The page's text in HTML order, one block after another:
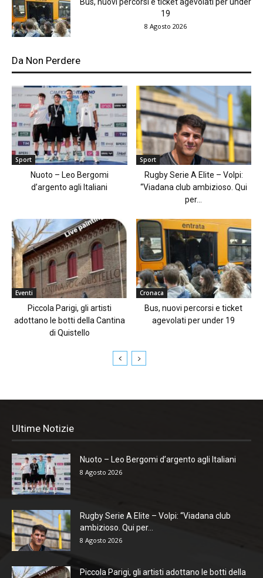
19
8 Agosto 2026
Da Non Perdere
Sport
Nuoto – Leo Bergomi
d’argento agli Italiani
Sport
Rugby Serie A Elite – Volpi:
“Viadana club ambizioso. Qui
per...
Eventi
Piccola Parigi, gli artisti
adottano le botti della Cantina
di Quistello
Cronaca
Bus, nuovi percorsi e ticket
agevolati per under 19
Ultime Notizie
Nuoto – Leo Bergomi d’argento agli Italiani
8 Agosto 2026
Rugby Serie A Elite – Volpi: “Viadana club
ambizioso. Qui per...
8 Agosto 2026
Piccola Parigi, gli artisti adottano le botti della